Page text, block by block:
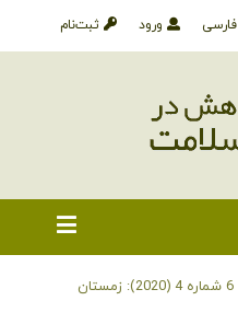
ثبت‌نام ورود فارسی